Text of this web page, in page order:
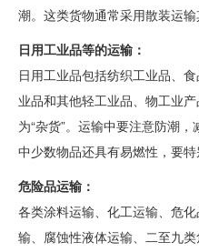
潮。这类货物通常采用散装运输
日用工业品等的运输：
日用工业品包括纺织工业品、
业品和其他轻工业品、物工业
为“杂货”。运输中要注意防潮
中少数物品还具有易燃性，要特
危险品运输：
各类涂料运输、化工运输、危
输、腐蚀性液体运输、二至九